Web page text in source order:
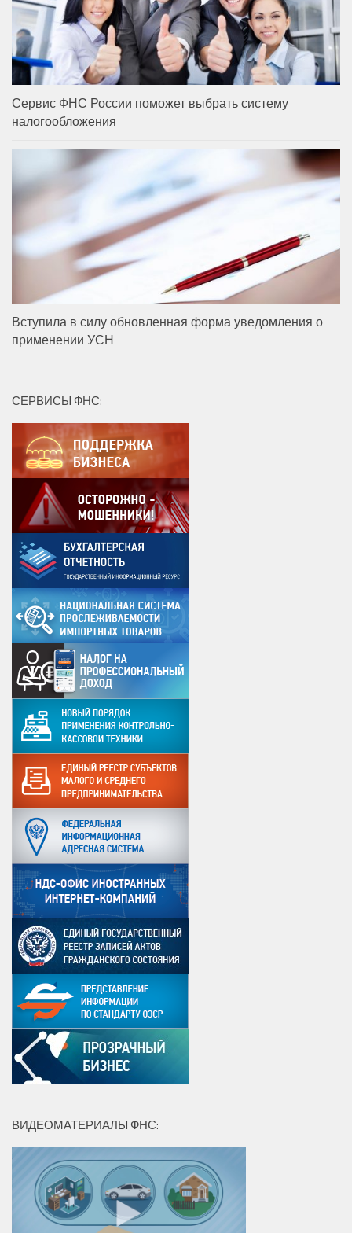
Сервис ФНС России поможет выбрать систему
налогообложения
Вступила в силу обновленная форма уведомления о
применении УСН
СЕРВИСЫ ФНС:
ВИДЕОМАТЕРИАЛЫ ФНС: